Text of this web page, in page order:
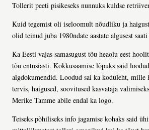
Tollerit peeti pisikeseks nunnuks kuldse
Kuid tegemist oli iseloomult nõudliku ja
olid teinud juba 1980ndate aastate algusest
Ka Eesti vajas samasugust tõu heaolu eest
tõu entusiasti. Kokkusaamise lõpuks said
algdokumendid. Loodud sai ka koduleht,
tervis, haigused, soovitused kasvataja
Merike Tamme abile endal ka logo.
Teiseks põhiliseks info jagamise kohaks said